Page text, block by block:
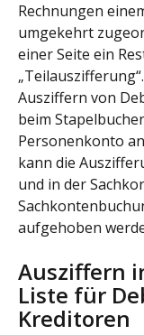
Rechnungen
umgekehrt
einer Seite ein
„Teilauszifferung“.
Ausziffern von
beim
Personenkonto
kann die
und in der
aufgehoben
Ausziffern
Liste für
Kreditoren